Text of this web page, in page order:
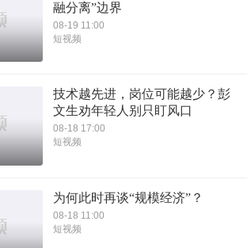
融分离”边界
08-19 11:00
短视频
技术越先进，岗位可能越少？彭
文生劝年轻人别只盯风口
08-18 17:00
短视频
为何此时再谈“规模经济”？
08-18 11:00
短视频